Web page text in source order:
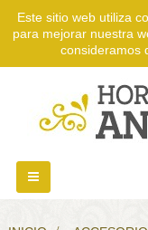
Navegación
Toggle
Este sitio web utiliza
para mejorar nuestra
consideramos